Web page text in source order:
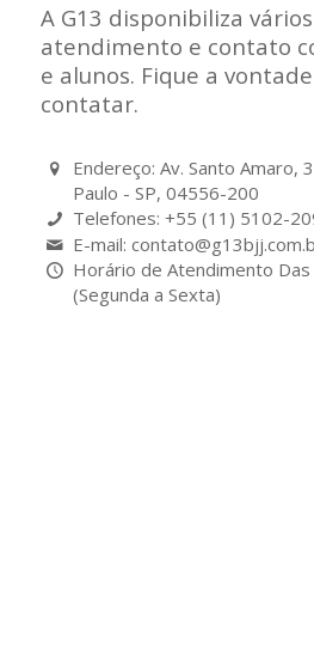
A G13 disponibiliza
atendimento e contato
e alunos. Fique a
contatar.
Endereço: Av. Santo Amaro,
Paulo - SP, 04556-200
Telefones: +55 (11) 5102-
E-mail:
Horário de Atendimento
(Segunda a Sexta)